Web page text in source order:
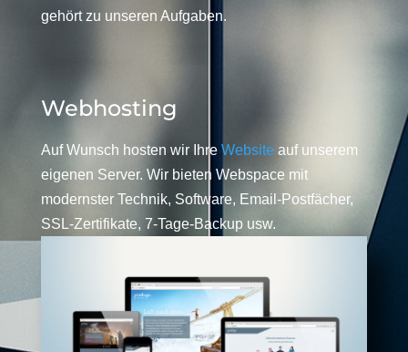
gehört zu unseren Aufgaben.
Webhosting
Auf Wunsch hosten wir Ihre Website auf unserem
eigenen Server. Wir bieten Webspace mit
modernster Technik, Software, Email-Postfächer,
SSL-Zertifikate, 7-Tage-Backup usw.